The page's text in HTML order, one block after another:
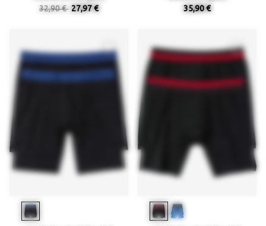
32,90 € 27,97 €
35,90 €